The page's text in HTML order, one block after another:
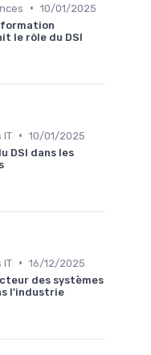
• 10/01/2025
le rôle du DSI
IT • 10/01/2025
DSI dans les
IT • 16/12/2025
des systèmes
l'industrie